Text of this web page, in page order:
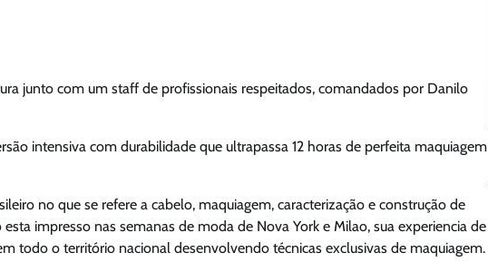
junto com um staff de profissionais respeitados, comandados por Danilo
intensiva com durabilidade que ultrapassa 12 horas de perfeita maquiagem
no que se refere a cabelo, maquiagem, caracterização e construção de
impresso nas semanas de moda de Nova York e Milao, sua experiencia de
todo o território nacional desenvolvendo técnicas exclusivas de maquiagem.